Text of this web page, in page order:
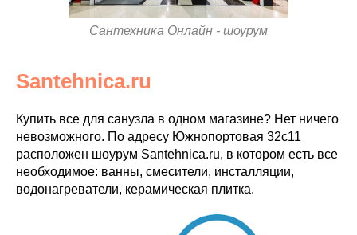
Сантехника Онлайн - шоурум
Santehnica.ru
Купить все для санузла в одном магазине? Нет ничего
невозможного. По адресу Южнопортовая 32с11
расположен шоурум Santehnica.ru, в котором есть все
необходимое: ванны, смесители, инсталляции,
водонагреватели, керамическая плитка.